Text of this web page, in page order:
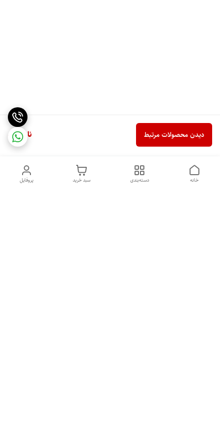
ناموجود دیدن محصولات مرتبط
پروفایل سبد خرید دسته‌بندی خانه